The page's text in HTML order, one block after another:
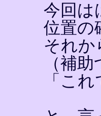
今回は
位置の
それか
（補
「こ